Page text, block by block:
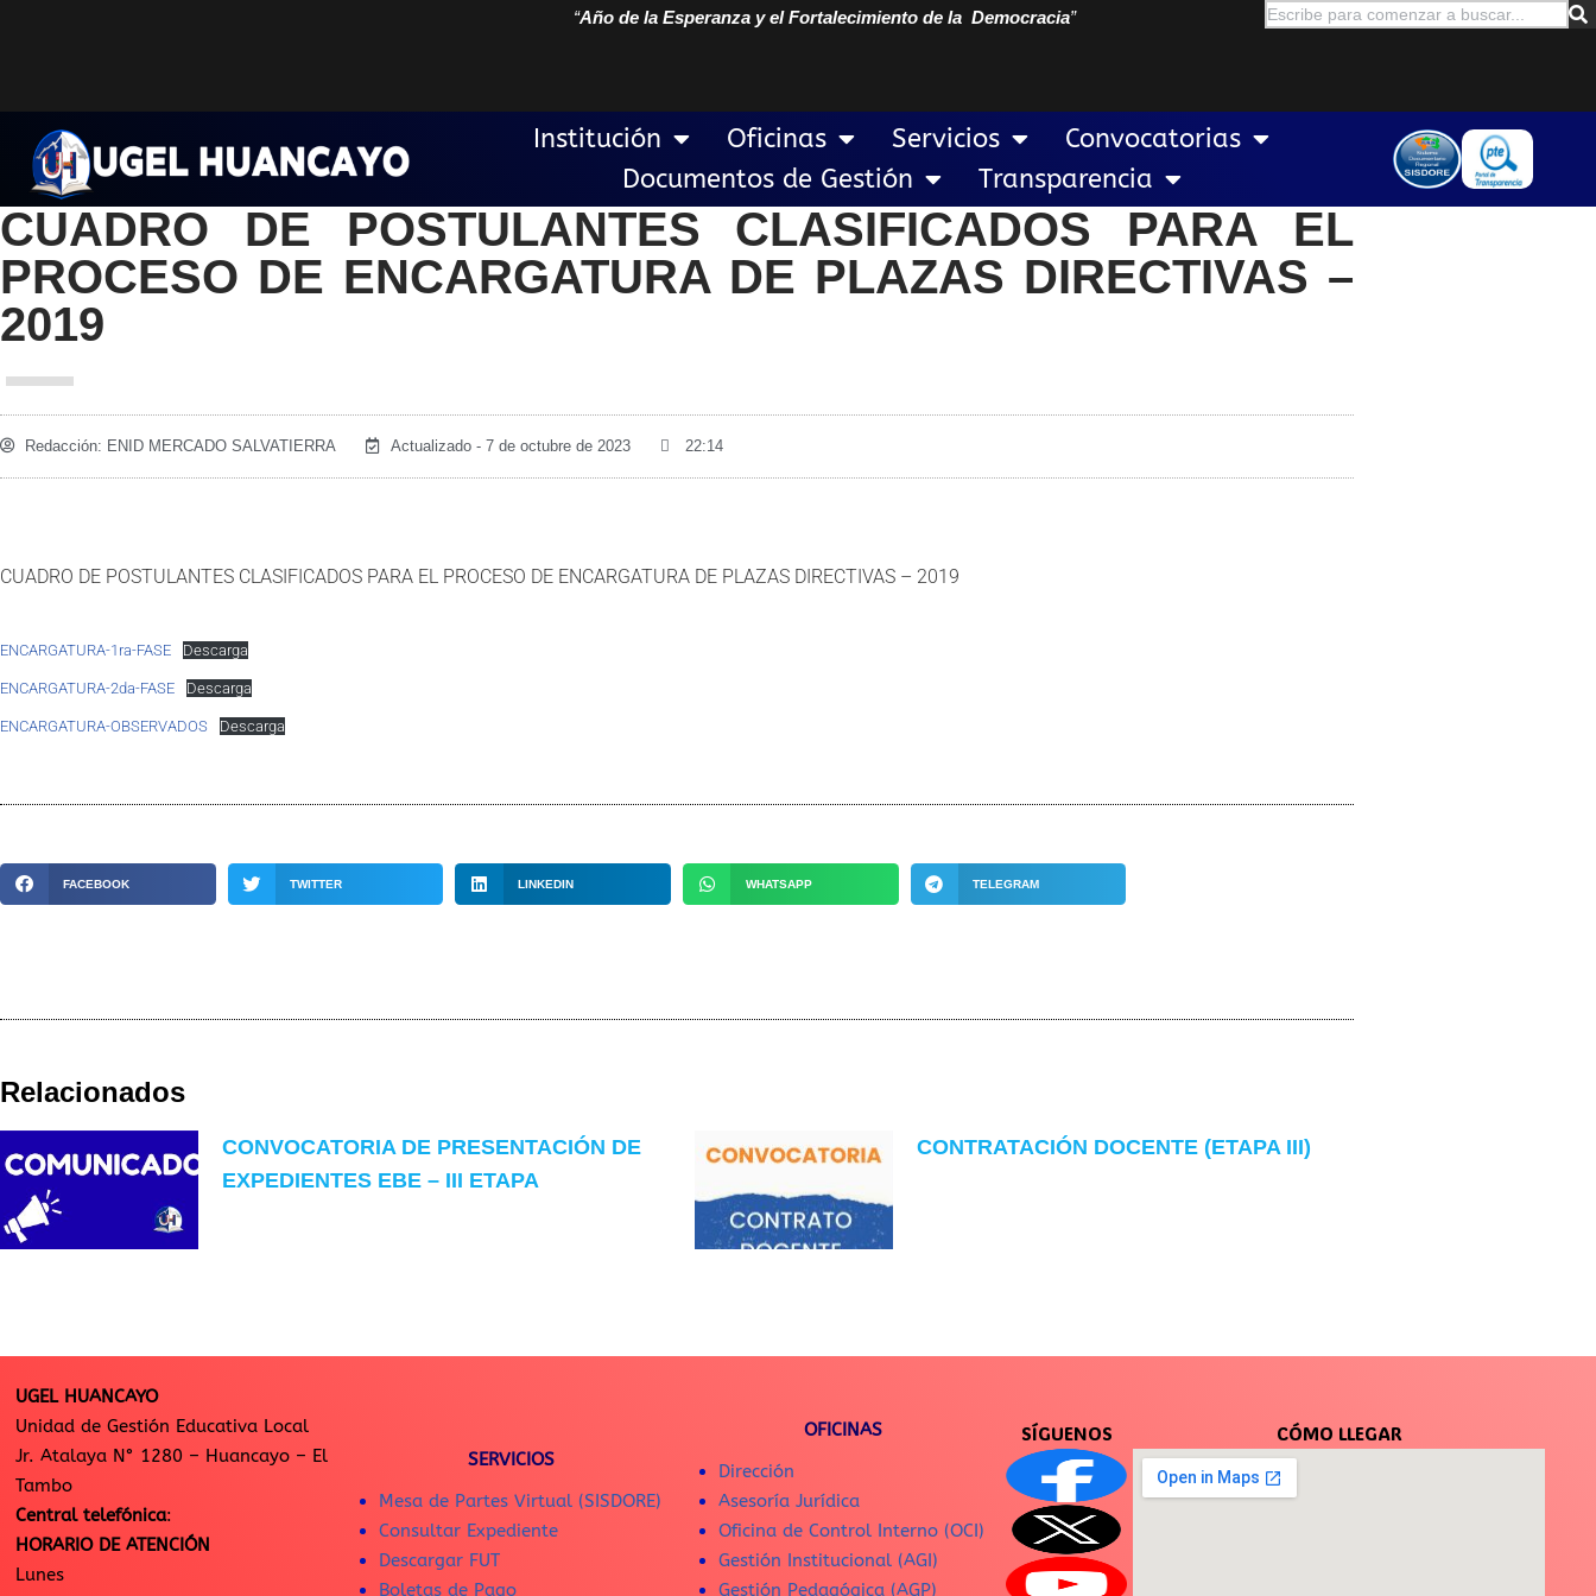
contenido
“Año de la Esperanza y el Fortalecimiento de la Democracia”
Institución Oficinas Servicios
Convocatorias
Documentos de Gestión
Transparencia
CUADRO DE POSTULANTES CLASIFICADOS PARA EL
PROCESO DE ENCARGATURA DE PLAZAS DIRECTIVAS –
2019
Redacción: ENID MERCADO SALVATIERRA Actualizado - 7 de octubre de 2023 22:14
CUADRO DE POSTULANTES CLASIFICADOS PARA EL PROCESO DE ENCARGATURA DE PLAZAS DIRECTIVAS – 2019
ENCARGATURA-1ra-FASE Descarga
ENCARGATURA-2da-FASE Descarga
ENCARGATURA-OBSERVADOS Descarga
FACEBOOK TWITTER LINKEDIN WHATSAPP TELEGRAM
Relacionados
CONVOCATORIA DE PRESENTACIÓN DE
EXPEDIENTES EBE – III ETAPA
CONTRATACIÓN DOCENTE (ETAPA III)
UGEL HUANCAYO
Unidad de Gestión Educativa Local
Jr. Atalaya N° 1280 – Huancayo – El
Tambo
Central telefónica:
HORARIO DE ATENCIÓN
Lunes
SERVICIOS
Mesa de Partes Virtual (SISDORE)
Consultar Expediente
Descargar FUT
Boletas de Pago
OFICINAS
Dirección
Asesoría Jurídica
Oficina de Control Interno (OCI)
Gestión Institucional (AGI)
Gestión Pedagógica (AGP)
SÍGUENOS CÓMO LLEGAR